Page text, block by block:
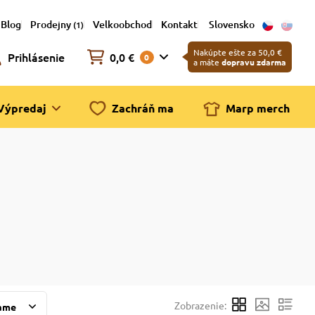
Blog Prodejny (1) Velkoobchod Kontakt Slovensko
Prihlásenie 0,0 € 0
Nakúpte ešte za 50,0 €
a máte dopravu zdarma
Zachráň ma Marp merch
Zobrazenie: